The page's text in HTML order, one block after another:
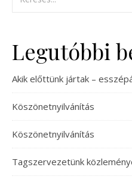
Legutóbbi
Akik előttünk jártak –
Köszönetnyilvánítás
Köszönetnyilvánítás
Tagszervezetünk